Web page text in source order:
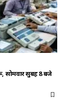
सोमवार सुबह 8 बजे